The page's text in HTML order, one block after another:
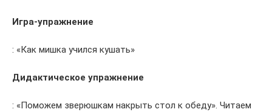
Игра-упражнение
: «Как мишка учился кушать»
Дидактическое упражнение
: «Поможем зверюшкам накрыть стол к обеду». Читаем